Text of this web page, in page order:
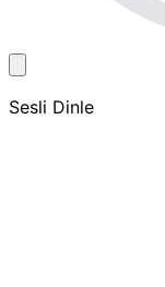
Sesli Dinle